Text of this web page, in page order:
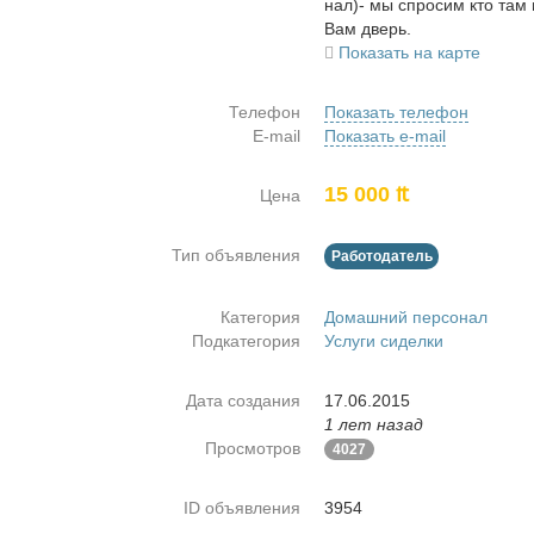
нал)- мы спро­сим кто там
Вам дверь.
Показать на карте
Телефон
Показать телефон
E-mail
Показать e-mail
Цена 15 000 ₶
Тип объявления Работодатель
Категория
Домашний персонал
Подкатегория
Услуги сиделки
Дата создания
17.06.2015
1 лет назад
Просмотров
4027
ID объявления 3954